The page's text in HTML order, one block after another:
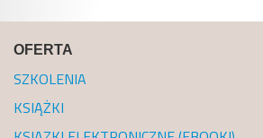
OFERTA
SZKOLENIA
KSIĄŻKI